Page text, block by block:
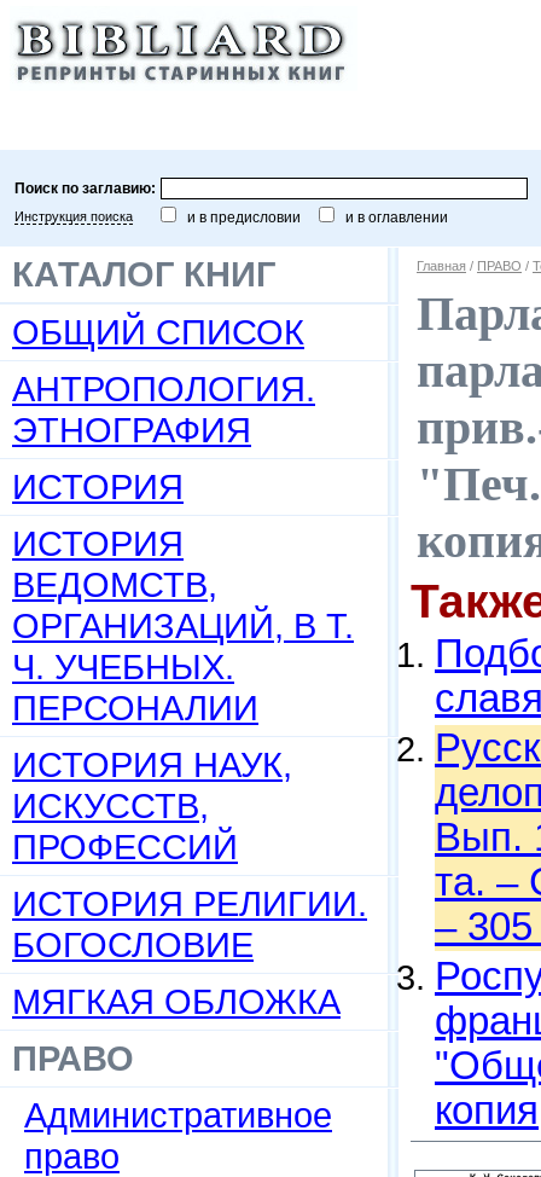
Поиск по заглавию:
Инструкция поиска и в предисловии и в оглавлении
КАТАЛОГ КНИГ
ОБЩИЙ СПИСОК
АНТРОПОЛОГИЯ.
ЭТНОГРАФИЯ
ИСТОРИЯ
ИСТОРИЯ
ВЕДОМСТВ,
ОРГАНИЗАЦИЙ, В Т.
Ч. УЧЕБНЫХ.
ПЕРСОНАЛИИ
ИСТОРИЯ НАУК,
ИСКУССТВ,
ПРОФЕССИЙ
ИСТОРИЯ РЕЛИГИИ.
БОГОСЛОВИЕ
МЯГКАЯ ОБЛОЖКА
ПРАВО
Административное
право
Главная / ПРАВО /
"Печ.
Вып.
та. –
– 305
копия